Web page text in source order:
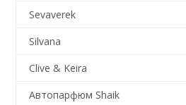
Sevaverek
Silvana
Clive & Keira
Автопарфюм Shaik